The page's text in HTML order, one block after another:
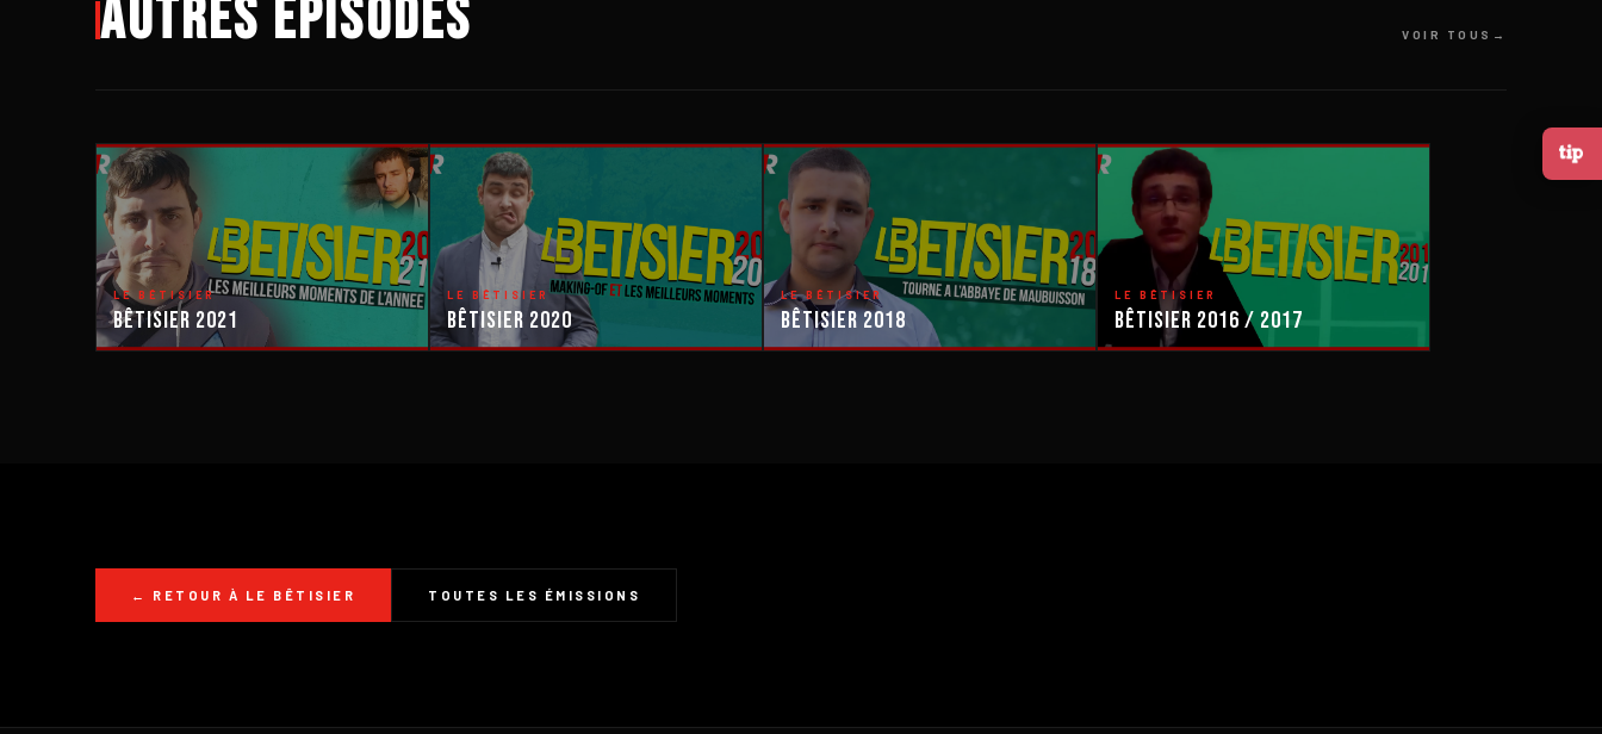
Autres épisodes VOIR TOUS
LE BÊTISIER
Bêtisier 2021
LE BÊTISIER
Bêtisier 2020
LE BÊTISIER
Bêtisier 2018
LE BÊTISIER
Bêtisier 2016 / 2017
← RETOUR À LE BÊTISIER TOUTES LES ÉMISSIONS